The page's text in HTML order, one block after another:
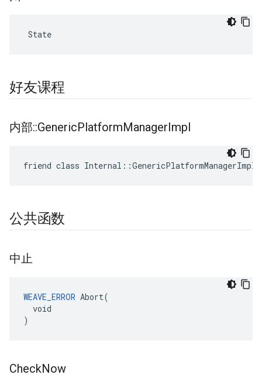
State
好友课程
内部::GenericPlatformManagerImpl
friend class Internal::GenericPlatformManagerImpl
公共函数
中止
WEAVE_ERROR Abort(
  void
)
CheckNow